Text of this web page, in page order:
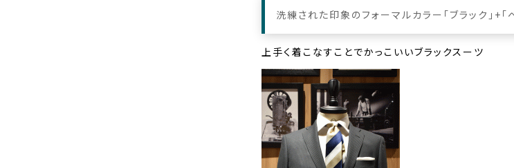
洗練された印象のフォーマルカラー「 ブラック 」+「
上手く着こなすことでかっこいいブラックスーツ